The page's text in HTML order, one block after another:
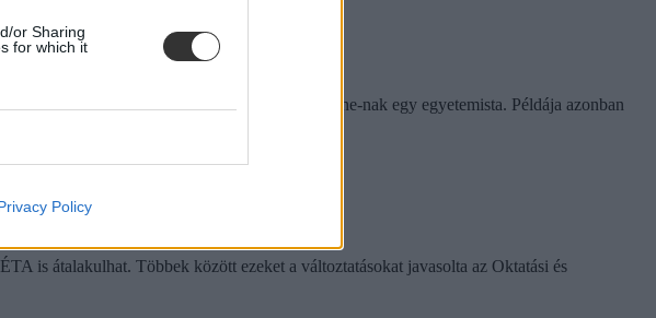
or Sharing
for which it
Policy
hallgatót érinthet a szabály
– számolt be tapasztalatairól az Eduline-nak egy egyetemista. Példája azonban
is átalakulhat. Többek között ezeket a változtatásokat javasolta az Oktatási és